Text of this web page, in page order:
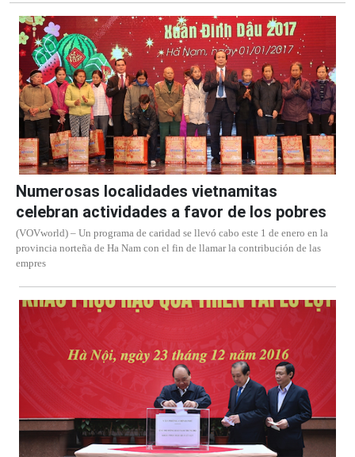
Numerosas localidades vietnamitas
celebran actividades a favor de los pobres
(VOVworld) – Un programa de caridad se llevó cabo este 1 de enero en la
provincia norteña de Ha Nam con el fin de llamar la contribución de las
empres